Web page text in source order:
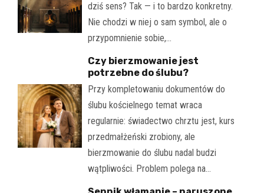
dziś sens? Tak — i to bardzo konkretny.
Nie chodzi w niej o sam symbol, ale o
przypomnienie sobie,…
Czy bierzmowanie jest
potrzebne do ślubu?
Przy kompletowaniu dokumentów do
ślubu kościelnego temat wraca
regularnie: świadectwo chrztu jest, kurs
przedmałżeński zrobiony, ale
bierzmowanie do ślubu nadal budzi
wątpliwości. Problem polega na…